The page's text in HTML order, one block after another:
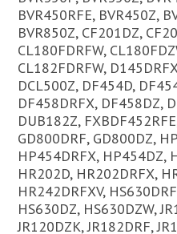
BVR450RFE, BVR450Z,
BVR850Z, CF201DZ,
CL180FDRFW,
CL182FDRFW,
DCL500Z, DF454D,
DF458DRFX, DF458DZ,
DUB182Z,
GD800DRF, GD800DZ,
HP454DRFX, HP454DZ,
HR202D, HR202DRFX,
HR242DRFXV,
HS630DZ, HS630DZW,
JR120DZK, JR182DRF,